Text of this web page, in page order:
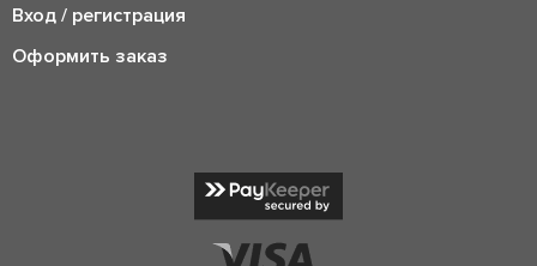
Вход / регистрация
Оформить заказ